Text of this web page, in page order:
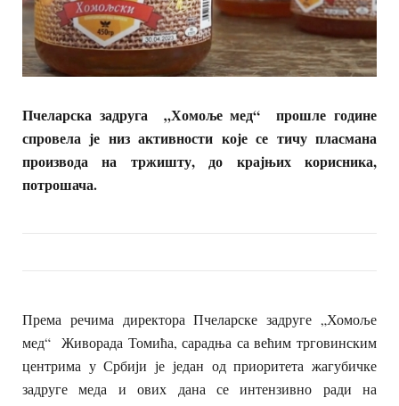
Пчеларска задруга „Хомоље мед“ прошле године
спровела је низ активности које се тичу пласмана
производа на тржишту, до крајњих корисника,
потрошача.
Према речима директора Пчеларске задруге „Хомоље
мед“ Живорада Томића, сарадња са већим трговинским
центрима у Србији је један од приоритета жагубичке
задруге меда и ових дана се интензивно ради на